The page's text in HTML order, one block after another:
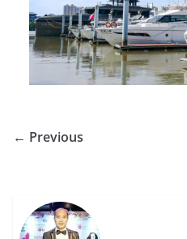
← Previous